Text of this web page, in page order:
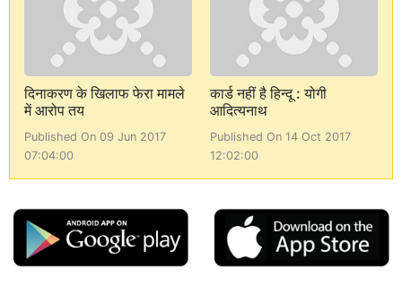
दिनाकरण के खिलाफ फेरा मामले
में आरोप तय
Published On 09 Jun 2017
07:04:00
कार्ड नहीं है हिन्दू : योगी
आदित्यनाथ
Published On 14 Oct 2017
12:02:00